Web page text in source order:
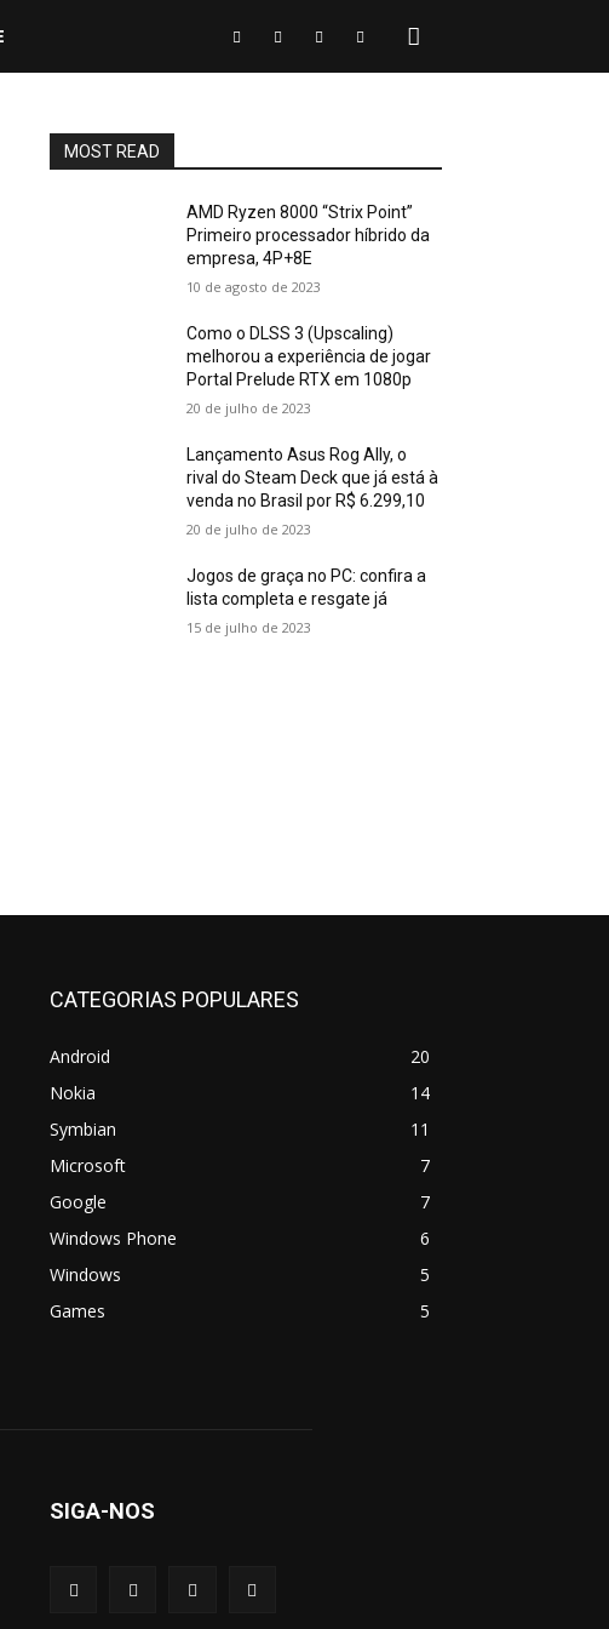
MOST READ
AMD Ryzen 8000 “Strix Point”
Primeiro processador híbrido da
empresa, 4P+8E
10 de agosto de 2023
Como o DLSS 3 (Upscaling)
melhorou a experiência de jogar
Portal Prelude RTX em 1080p
20 de julho de 2023
Lançamento Asus Rog Ally, o
rival do Steam Deck que já está à
venda no Brasil por R$ 6.299,10
20 de julho de 2023
Jogos de graça no PC: confira a
lista completa e resgate já
15 de julho de 2023
CATEGORIAS POPULARES
Android
20
Nokia
14
Symbian
11
Microsoft
7
Google
7
Windows Phone
6
Windows
5
Games
5
SIGA-NOS